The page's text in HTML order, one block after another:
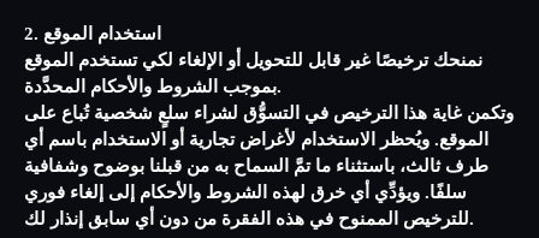
2. استخدام الموقع
نمنحك ترخيصًا غير قابل للتحويل أو الإلغاء لكي تستخدم الموقع
بموجب الشروط والأحكام المحدَّدة.
وتكمن غاية هذا الترخيص في التسوُّق لشراء سلعٍ شخصية تُباع على
الموقع. ويُحظر الاستخدام لأغراض تجارية أو الاستخدام باسم أي
طرف ثالث، باستثناء ما تمَّ السماح به من قبلنا بوضوح وشفافية
سلفًا. ويؤدِّي أي خرق لهذه الشروط والأحكام إلى إلغاء فوري
للترخيص الممنوح في هذه الفقرة من دون أي سابق إنذار لك.